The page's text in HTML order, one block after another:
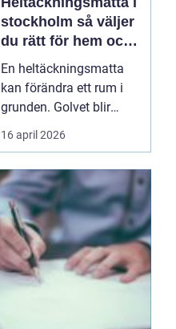
stockholm så väljer
du rätt för hem och
kontor
En heltäckningsmatta
kan förändra ett rum i
grunden. Golvet blir
mjukare, ljudnivån
sjunker och hela miljön
ombonad. I en storstad
som Stockholm, där
många bor trångt och
ljud lätt sprids mellan
våningsplan och
lägenheter, har heltäck...
16 april 2026